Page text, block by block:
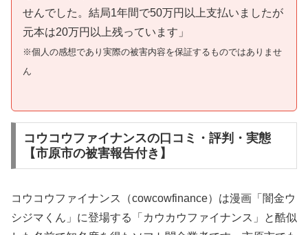
せんでした。結局1年間で50万円以上支払いましたが
元本は20万円以上残っています」
※個人の感想であり実際の被害内容を保証するものではありませ
ん
コウコウファイナンスの口コミ・評判・実態
【市原市の被害報告付き】
コウコウファイナンス（cowcowfinance）は漫画「闇金ウ
シジマくん」に登場する「カウカウファイナンス」と酷似